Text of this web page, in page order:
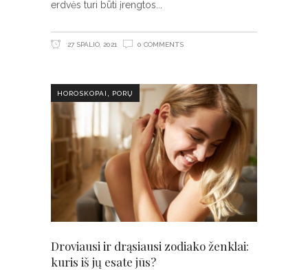
erdvės turi būti įrengtos
27 SPALIO, 2021 0 COMMENTS
HOROSKOPAI PORŲ
Droviausi ir drąsiausi zodiako ženklai:
kuris iš jų esate jūs?